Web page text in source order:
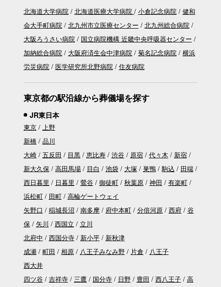
北海道大学病院 北海道医療大学病院 小倉記念病院
健和
会大手町病院
北九州市立医療センター
北九州総合病院
大阪ろうさい病院
国立病院機構 近畿中央呼吸器センター
加納総合病院
大阪府済生会中津病院 菊名記念病院
横浜
労災病院
医学研究所北野病院 住友病院
東京都の駅沿線から葬儀場を探す
JR東日本
東京
上野
新橋
品川
大崎
五反田 目黒 恵比寿 渋谷 原宿 代々木
新宿
新大久保
高田馬場 目白 池袋 大塚 巣鴨 駒込
田端
西日暮里
日暮里 鶯谷 御徒町 秋葉原 神田
有楽町
浜松町
田町
高輪ゲートウェイ
矢野口
稲城長沼 南多摩 府中本町 分倍河原 西府
谷
保
矢川 西国立
立川
北府中
西国分寺 新小平
新秋津
成瀬
町田 相原 八王子みなみ野 片倉
八王子
西大井
四ツ谷
吉祥寺 三鷹 国分寺 日野 豊田 西八王子
高